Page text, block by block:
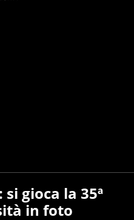
si gioca la 35ª
in foto